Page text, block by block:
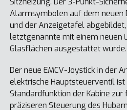
Alarmsymbolen auf dem neuen
und der Anzeigetafel
letztgenannte mit einem neuen
Glasflächen ausgestattet wurde.
Der neue EMCV-Joystick in der
elektrische Hauptsteuerventil ist
Standardfunktion der Kabine zur
präziseren Steuerung des